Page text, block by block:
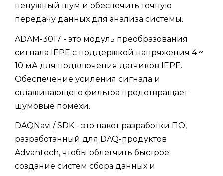
ненужный шум и обеспечить точную
передачу данных для анализа системы.
ADAM-3017 - это модуль преобразования
сигнала IEPE с поддержкой напряжения 4 ~
10 мА для подключения датчиков IEPE.
Обеспечение усиления сигнала и
сглаживающего фильтра предотвращает
шумовые помехи.
DAQNavi / SDK - это пакет разработки ПО,
разработанный для DAQ-продуктов
Advantech, чтобы облегчить быстрое
создание систем сбора данных и